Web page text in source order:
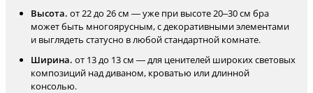
Высота. от 22 до 26 см — уже при высоте 20–30 см бра
может быть многоярусным, с декоративными элементами
и выглядеть статусно в любой стандартной комнате.
Ширина. от 13 до 13 см — для ценителей широких световых
композиций над диваном, кроватью или длинной
консолью.